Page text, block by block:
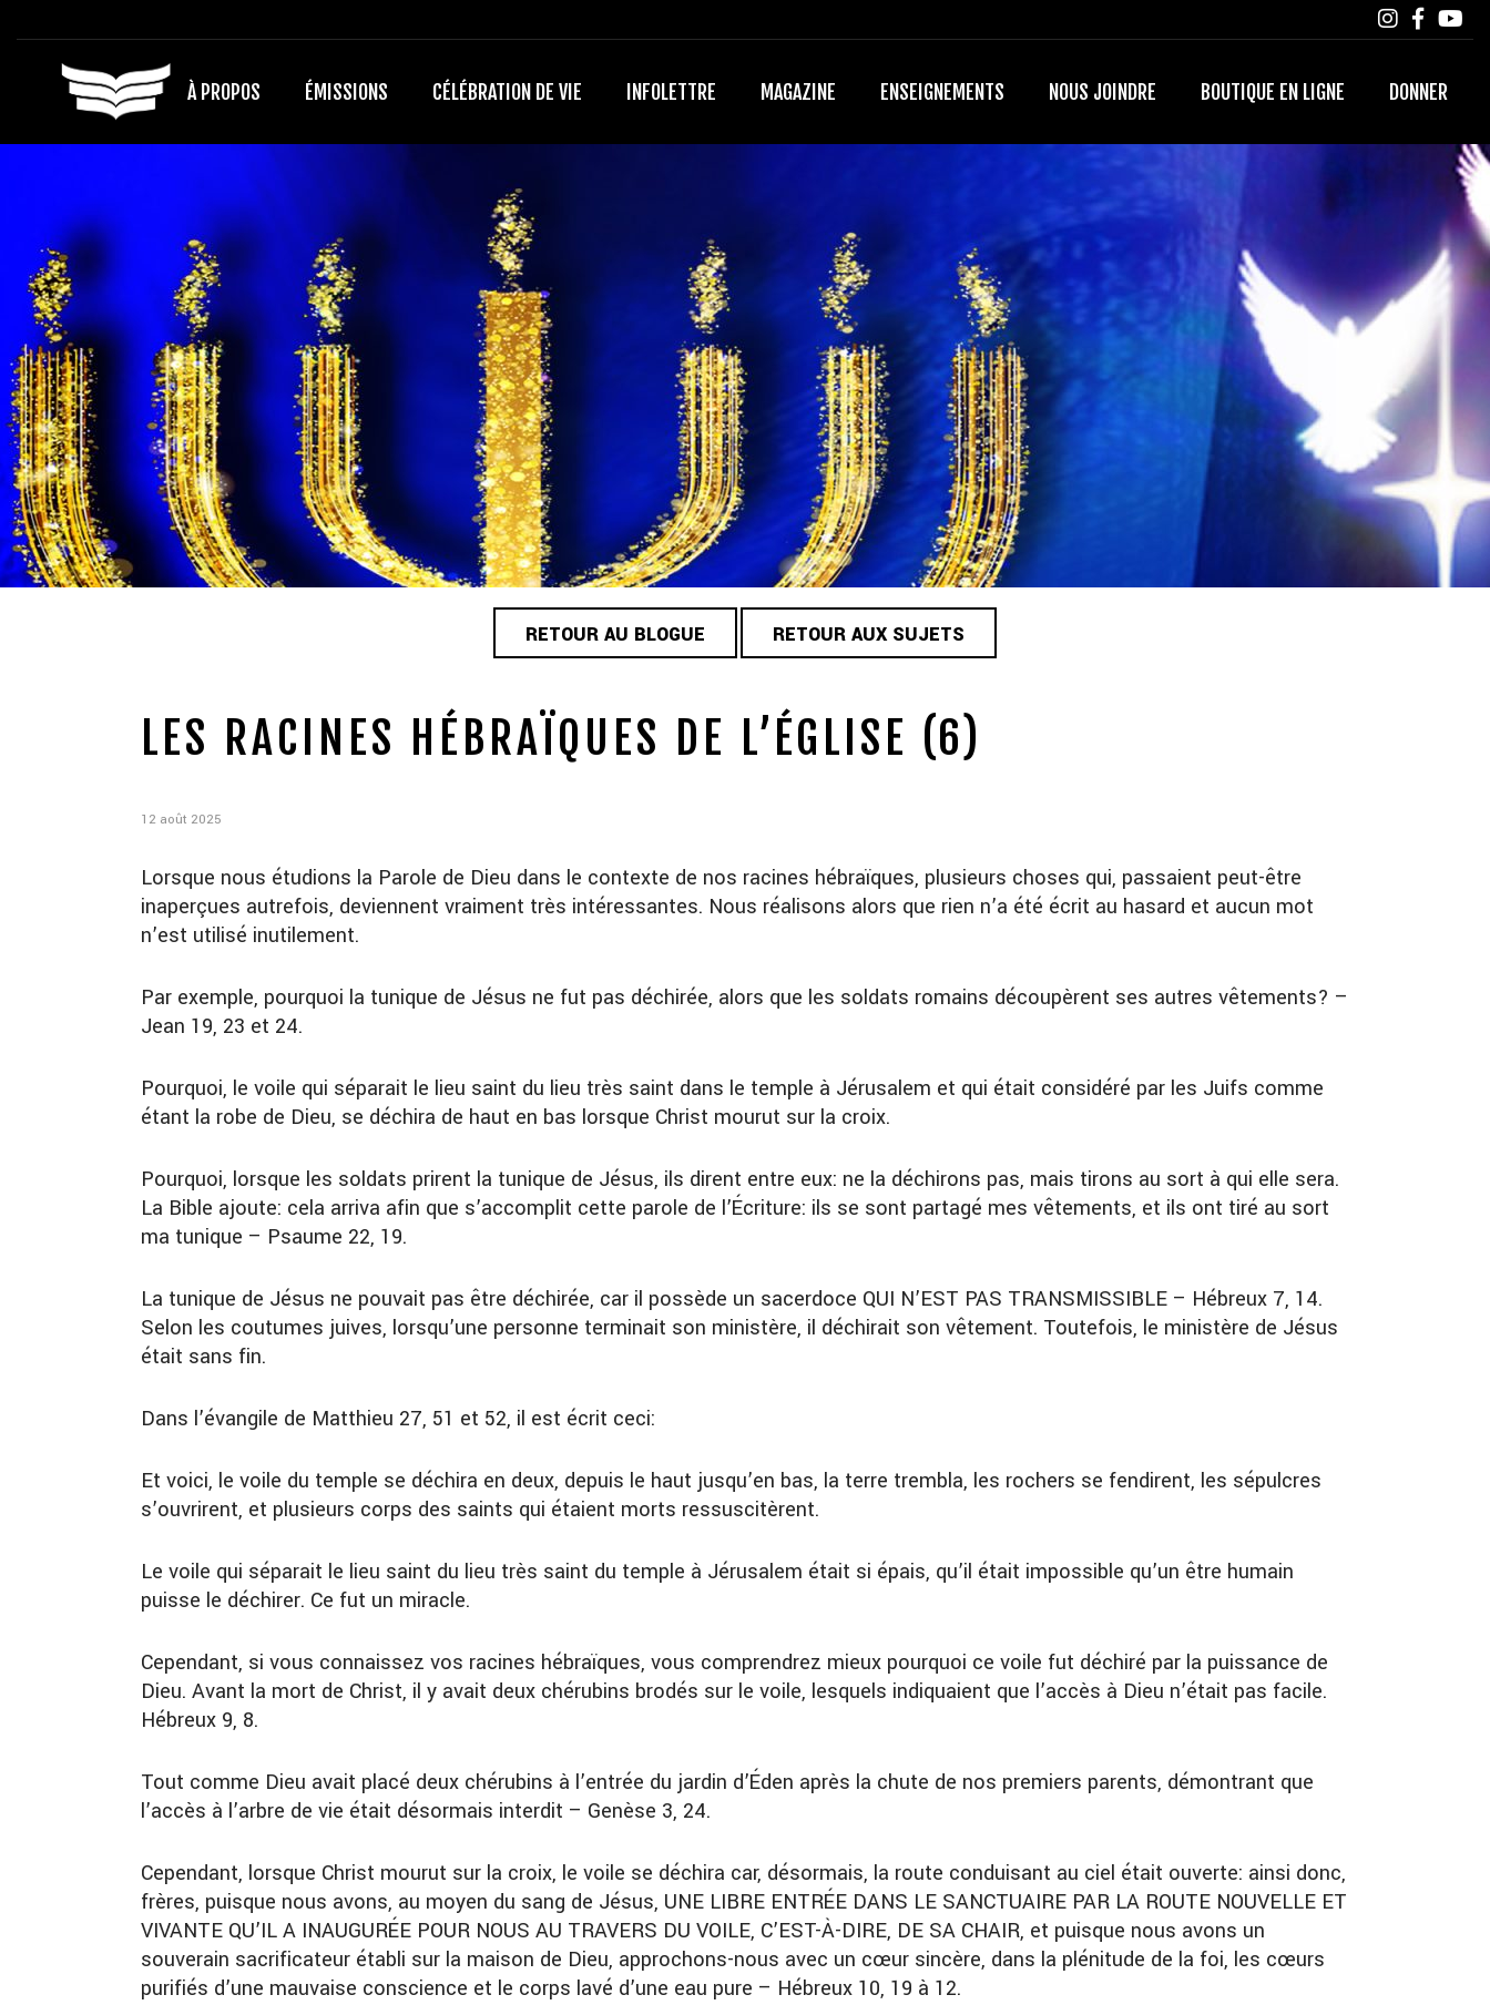
À PROPOS ÉMISSIONS CÉLÉBRATION DE VIE INFOLETTRE MAGAZINE ENSEIGNEMENTS NOUS JOINDRE BOUTIQUE EN LIGNE DONNER
RETOUR AU BLOGUE RETOUR AUX SUJETS
LES RACINES HÉBRAÏQUES DE L’ÉGLISE (6)
12 août 2025
Lorsque nous étudions la Parole de Dieu dans le contexte de nos racines hébraïques, plusieurs choses qui, passaient peut-être
inaperçues autrefois, deviennent vraiment très intéressantes. Nous réalisons alors que rien n’a été écrit au hasard et aucun mot
n’est utilisé inutilement.
Par exemple, pourquoi la tunique de Jésus ne fut pas déchirée, alors que les soldats romains découpèrent ses autres vêtements? –
Jean 19, 23 et 24.
Pourquoi, le voile qui séparait le lieu saint du lieu très saint dans le temple à Jérusalem et qui était considéré par les Juifs comme
étant la robe de Dieu, se déchira de haut en bas lorsque Christ mourut sur la croix.
Pourquoi, lorsque les soldats prirent la tunique de Jésus, ils dirent entre eux: ne la déchirons pas, mais tirons au sort à qui elle sera.
La Bible ajoute: cela arriva afin que s’accomplit cette parole de l’Écriture: ils se sont partagé mes vêtements, et ils ont tiré au sort
ma tunique – Psaume 22, 19.
La tunique de Jésus ne pouvait pas être déchirée, car il possède un sacerdoce QUI N’EST PAS TRANSMISSIBLE – Hébreux 7, 14.
Selon les coutumes juives, lorsqu’une personne terminait son ministère, il déchirait son vêtement. Toutefois, le ministère de Jésus
était sans fin.
Dans l’évangile de Matthieu 27, 51 et 52, il est écrit ceci:
Et voici, le voile du temple se déchira en deux, depuis le haut jusqu’en bas, la terre trembla, les rochers se fendirent, les sépulcres
s’ouvrirent, et plusieurs corps des saints qui étaient morts ressuscitèrent.
Le voile qui séparait le lieu saint du lieu très saint du temple à Jérusalem était si épais, qu’il était impossible qu’un être humain
puisse le déchirer. Ce fut un miracle.
Cependant, si vous connaissez vos racines hébraïques, vous comprendrez mieux pourquoi ce voile fut déchiré par la puissance de
Dieu. Avant la mort de Christ, il y avait deux chérubins brodés sur le voile, lesquels indiquaient que l’accès à Dieu n’était pas facile.
Hébreux 9, 8.
Tout comme Dieu avait placé deux chérubins à l’entrée du jardin d’Éden après la chute de nos premiers parents, démontrant que
l’accès à l’arbre de vie était désormais interdit – Genèse 3, 24.
Cependant, lorsque Christ mourut sur la croix, le voile se déchira car, désormais, la route conduisant au ciel était ouverte: ainsi donc,
frères, puisque nous avons, au moyen du sang de Jésus, UNE LIBRE ENTRÉE DANS LE SANCTUAIRE PAR LA ROUTE NOUVELLE ET
VIVANTE QU’IL A INAUGURÉE POUR NOUS AU TRAVERS DU VOILE, C’EST-À-DIRE, DE SA CHAIR, et puisque nous avons un
souverain sacrificateur établi sur la maison de Dieu, approchons-nous avec un cœur sincère, dans la plénitude de la foi, les cœurs
purifiés d’une mauvaise conscience et le corps lavé d’une eau pure – Hébreux 10, 19 à 12.